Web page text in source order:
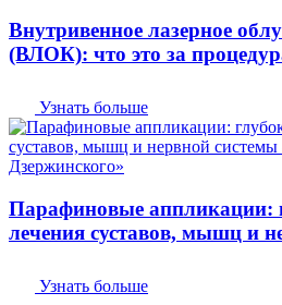
Внутривенное лазерное
(ВЛОК): что это за
Узнать больше
Парафиновые аппликации:
лечения суставов, мышц и
Узнать больше